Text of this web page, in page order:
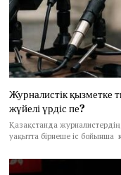
Журналистік қызметке
жүйелі үрдіс пе?
Қазақстанда
уақытта бірнеше іс бойынша